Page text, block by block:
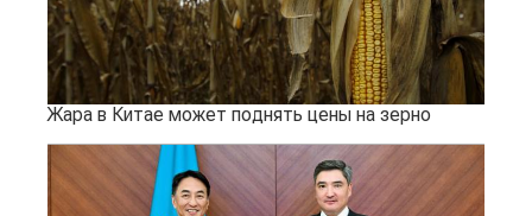
Жара в Китае может поднять цены на зерно